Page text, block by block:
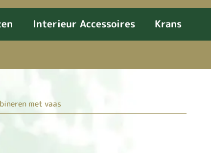
Interieur Accessoires
Krans
met vaas